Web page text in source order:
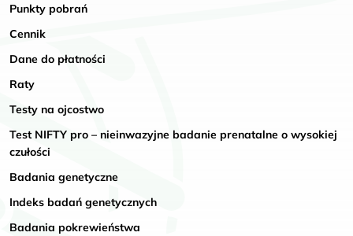
Punkty pobrań
Cennik
Dane do płatności
Raty
Testy na ojcostwo
Test NIFTY pro – nieinwazyjne badanie prenatalne o wysokiej
czułości
Badania genetyczne
Indeks badań genetycznych
Badania pokrewieństwa